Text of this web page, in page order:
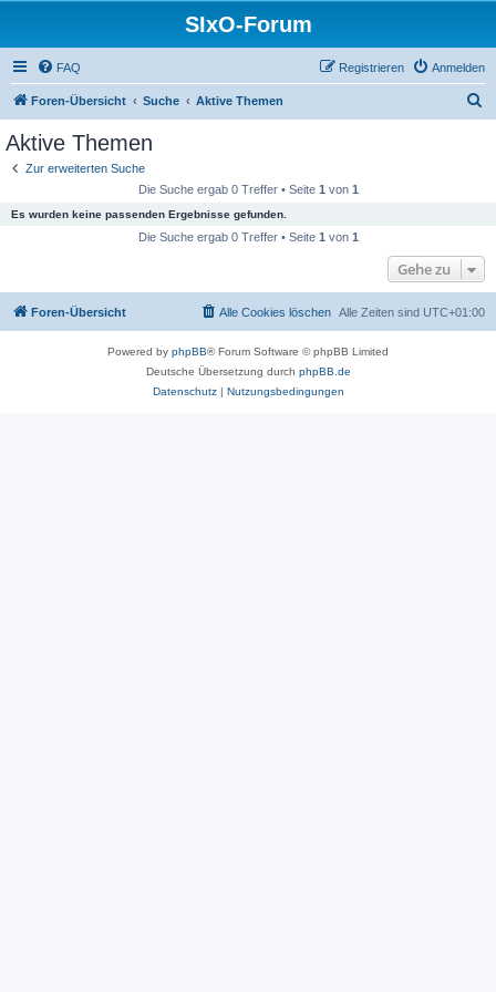
SIxO-Forum
FAQ Anmelden
Registrieren
Foren-Übersicht Suche Aktive Themen
Aktive Themen
Zur erweiterten Suche
Die Suche ergab 0 Treffer • Seite 1 von 1
Es wurden keine passenden Ergebnisse gefunden.
Die Suche ergab 0 Treffer • Seite 1 von 1
Gehe zu
Foren-Übersicht Alle Zeiten sind UTC+01:00
Alle Cookies löschen
Powered by phpBB® Forum Software © phpBB Limited
Deutsche Übersetzung durch phpBB.de
Datenschutz| Nutzungsbedingungen